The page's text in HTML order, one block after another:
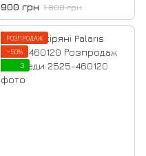
900 грн 1 800 грн
РОЗПРОДАЖ
−50%
3